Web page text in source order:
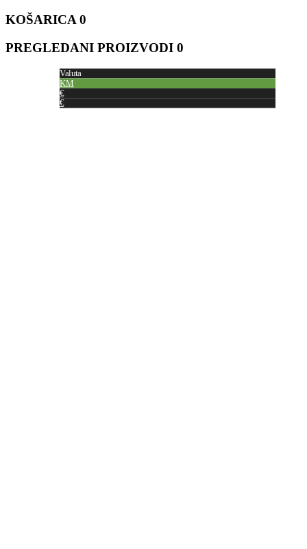
KOŠARICA0
PREGLEDANI PROIZVODI 0
Valuta
KM
€
€